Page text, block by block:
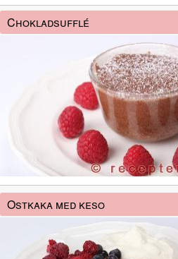
Chokladsufflé
Ostkaka med keso